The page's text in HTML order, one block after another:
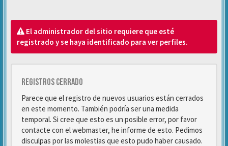
El administrador del sitio requiere que esté
registrado y se haya identificado para ver perfiles.
Registros cerrado
Parece que el registro de nuevos usuarios están cerrados
en este momento. También podría ser una medida
temporal. Si cree que esto es un posible error, por favor
contacte con el webmaster, he informe de esto. Pedimos
disculpas por las molestias que esto pudo haber causado.